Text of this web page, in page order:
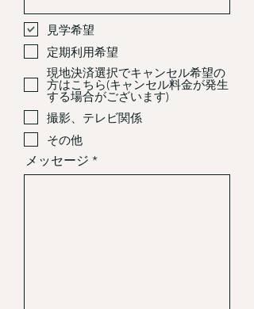
見学希望
定期利用希望
現地決済選択でキャンセル希望の
方はこちら(キャンセル料金が発生
する場合がございます)
撮影、テレビ関係
その他
メッセージ